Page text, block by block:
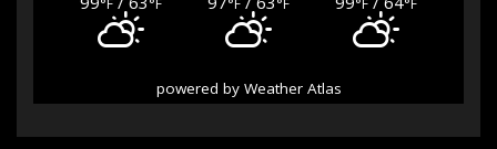
powered by Weather Atlas